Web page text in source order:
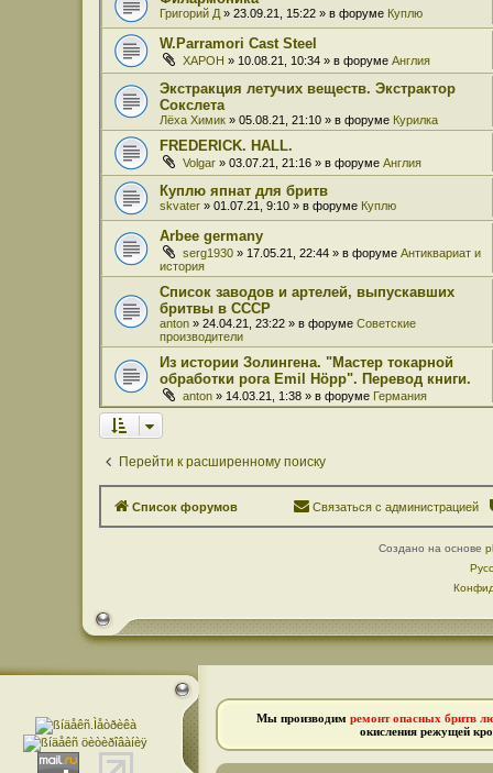
Григорий Д » 23.09.21, 15:22 » в форуме Куплю
W.Parramori Cast Steel
XAPOH » 10.08.21, 10:34 » в форуме Англия
Экстракция летучих веществ. Экстрактор
Сокслета
Лёха Химик » 05.08.21, 21:10 » в форуме Курилка
FREDERICK. HALL.
Volgar » 03.07.21, 21:16 » в форуме Англия
Куплю япнат для бритв
skvater » 01.07.21, 9:10 » в форуме Куплю
Arbee germany
serg1930 » 17.05.21, 22:44 » в форуме Антиквариат и
история
Список заводов и артелей, выпускавших
бритвы в СССР
anton » 24.04.21, 23:22 » в форуме Советские
производители
Из истории Золингена. "Мастер токарной
обработки рога Emil Höpp". Перевод книги.
anton » 14.03.21, 1:38 » в форуме Германия
Перейти к расширенному поиску
Список форумов Связаться с администрацией
Создано на основе
Мы производим ремонт опасных бритв
окисления режущей